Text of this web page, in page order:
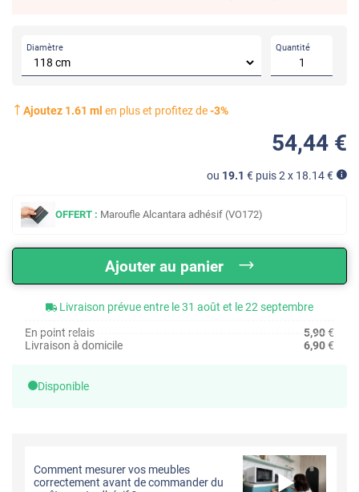
Diamètre Quantité
Ajoutez 1.61 ml en plus et profitez de-3%
54,44 €
ou 19.1 € puis 2 x 18.14€
OFFERT : Maroufle Alcantara adhésif (VO172)
Ajouter au panier
Livraison prévue entre le 31 août et le 22 septembre
En point relais
5,90€
Livraison à domicile
6,90€
Disponible
Comment mesurer vos meubles
correctement avant de commander du